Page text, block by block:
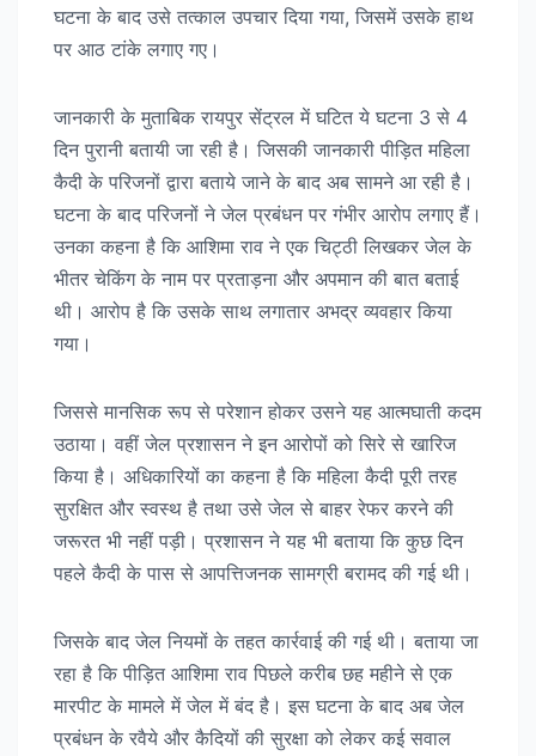
घटना के बाद उसे तत्काल उपचार दिया गया, जिसमें उसके हाथ
पर आठ टांके लगाए गए।
जानकारी के मुताबिक रायपुर सेंट्रल में घटित ये घटना 3 से 4
दिन पुरानी बतायी जा रही है। जिसकी जानकारी पीड़ित महिला
कैदी के परिजनों द्वारा बताये जाने के बाद अब सामने आ रही है।
घटना के बाद परिजनों ने जेल प्रबंधन पर गंभीर आरोप लगाए हैं।
उनका कहना है कि आशिमा राव ने एक चिट्ठी लिखकर जेल के
भीतर चेकिंग के नाम पर प्रताड़ना और अपमान की बात बताई
थी। आरोप है कि उसके साथ लगातार अभद्र व्यवहार किया
गया।
जिससे मानसिक रूप से परेशान होकर उसने यह आत्मघाती कदम
उठाया। वहीं जेल प्रशासन ने इन आरोपों को सिरे से खारिज
किया है। अधिकारियों का कहना है कि महिला कैदी पूरी तरह
सुरक्षित और स्वस्थ है तथा उसे जेल से बाहर रेफर करने की
जरूरत भी नहीं पड़ी। प्रशासन ने यह भी बताया कि कुछ दिन
पहले कैदी के पास से आपत्तिजनक सामग्री बरामद की गई थी।
जिसके बाद जेल नियमों के तहत कार्रवाई की गई थी। बताया जा
रहा है कि पीड़ित आशिमा राव पिछले करीब छह महीने से एक
मारपीट के मामले में जेल में बंद है। इस घटना के बाद अब जेल
प्रबंधन के रवैये और कैदियों की सुरक्षा को लेकर कई सवाल